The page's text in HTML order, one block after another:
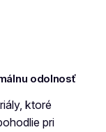
odolnosť
ktoré
pri